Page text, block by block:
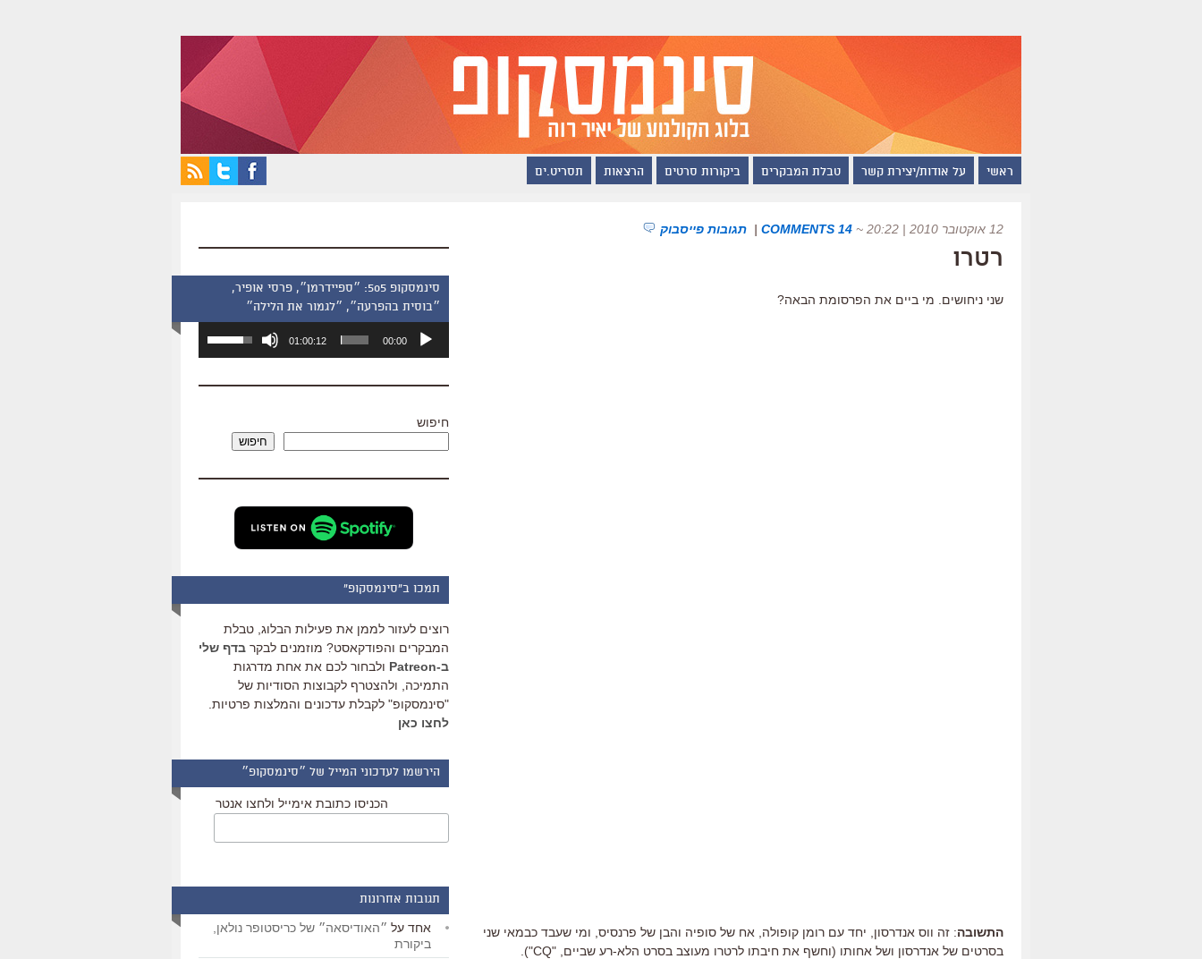
ראשי על אודות/יצירת קשר טבלת המבקרים ביקורות סרטים הרצאות תסריט.ים
12 אוקטובר 2010 | 20:22 ~
14 COMMENTS
| תגובות פייסבוק
רטרו
שני ניחושים. מי ביים את הפרסומת הבאה?
התשובה: זה ווס אנדרסון, יחד עם רומן קופולה, אח של סופיה והבן של פרנסיס, ומי שעבד כבמאי שני
בסרטים של אנדרסון ושל אחותו (וחשף את חיבתו לרטרו מעוצב בסרט הלא-רע שביים, "CQ").
סינמסקופ 505: ״ספיידרמן״, פרסי אופיר,
״בוסית בהפרעה״, ״לגמור את הלילה״
אודיו
00:00
01:00:12
השתמש
כדי
שמע.
חיפוש
חיפוש
תמכו ב"סינמסקופ"
רוצים לעזור לממן את פעילות הבלוג, טבלת
המבקרים והפודקאסט? מוזמנים לבקר בדף שלי
ב-Patreon
ולבחור לכם את אחת מדרגות
התמיכה, ולהצטרף לקבוצות הסודיות של
"סינמסקופ" לקבלת עדכונים והמלצות פרטיות.
לחצו כאן
הירשמו לעדכוני המייל של ״סינמסקופ״
הכניסו כתובת אימייל ולחצו אנטר
תגובות אחרונות
אחד על ״האודיסאה״ של כריסטופר נולאן,
ביקורת